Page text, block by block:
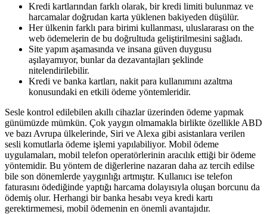
Kredi kartlarından farklı olarak, bir kredi limiti bulunmaz ve
harcamalar doğrudan karta yüklenen bakiyeden düşülür.
Her ülkenin farklı para birimi kullanması, uluslararası on the
web ödemelerin de bu doğrultuda geliştirilmesini sağladı.
Site yapım aşamasında ve insana güven duygusu
aşılayamıyor, bunlar da dezavantajları şeklinde
nitelendirilebilir.
Kredi ve banka kartları, nakit para kullanımını azaltma
konusundaki en etkili ödeme yöntemleridir.
Sesle kontrol edilebilen akıllı cihazlar üzerinden ödeme yapmak
günümüzde mümkün. Çok yaygın olmamakla birlikte özellikle ABD
ve bazı Avrupa ülkelerinde, Siri ve Alexa gibi asistanlara verilen
sesli komutlarla ödeme işlemi yapılabiliyor. Mobil ödeme
uygulamaları, mobil telefon operatörlerinin aracılık ettiği bir ödeme
yöntemidir. Bu yöntem de diğerlerine nazaran daha az tercih edilse
bile son dönemlerde yaygınlığı artmıştır. Kullanıcı ise telefon
faturasını ödediğinde yaptığı harcama dolayısıyla oluşan borcunu da
ödemiş olur. Herhangi bir banka hesabı veya kredi kartı
gerektirmemesi, mobil ödemenin en önemli avantajıdır.